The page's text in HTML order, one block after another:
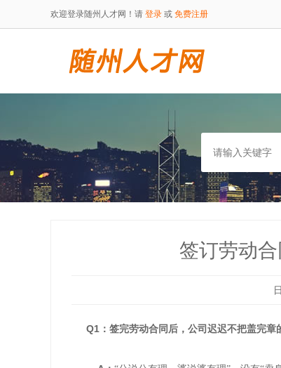
欢迎登录随州人才网！请 登录 或 免费注册
签订劳动
Q1：签完劳动合同后，公司迟迟不把盖完章